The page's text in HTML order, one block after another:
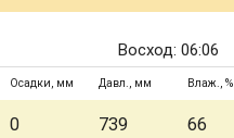
Восход: 06:06
Осадки, мм Давл., мм Влаж., %
0 739 66